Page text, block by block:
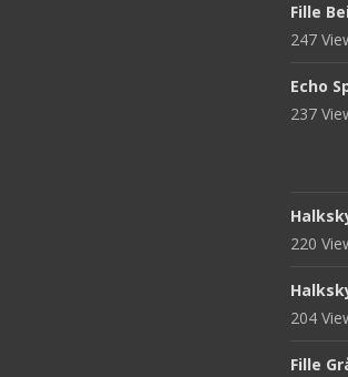
Fille
247
Echo
237
220
204
Fille